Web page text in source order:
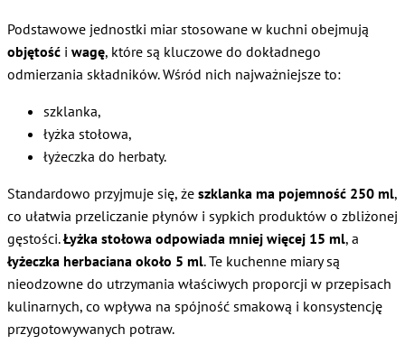
Podstawowe jednostki miar stosowane w kuchni obejmują
objętość i wagę, które są kluczowe do dokładnego
odmierzania składników. Wśród nich najważniejsze to:
szklanka,
łyżka stołowa,
łyżeczka do herbaty.
Standardowo przyjmuje się, że szklanka ma pojemność 250 ml,
co ułatwia przeliczanie płynów i sypkich produktów o zbliżonej
gęstości.Łyżka stołowa odpowiada mniej więcej 15 ml, a
łyżeczka herbaciana około 5 ml. Te kuchenne miary są
nieodzowne do utrzymania właściwych proporcji w przepisach
kulinarnych, co wpływa na spójność smakową i konsystencję
przygotowywanych potraw.